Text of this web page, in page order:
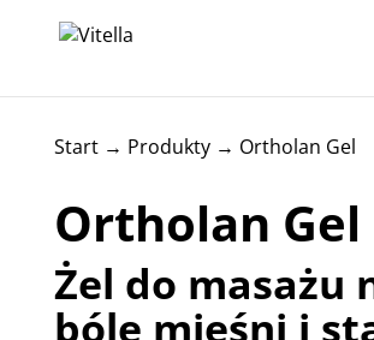
Start→ Produkty→ Ortholan Gel
Ortholan Gel
Żel do masażu
bóle mięśni i